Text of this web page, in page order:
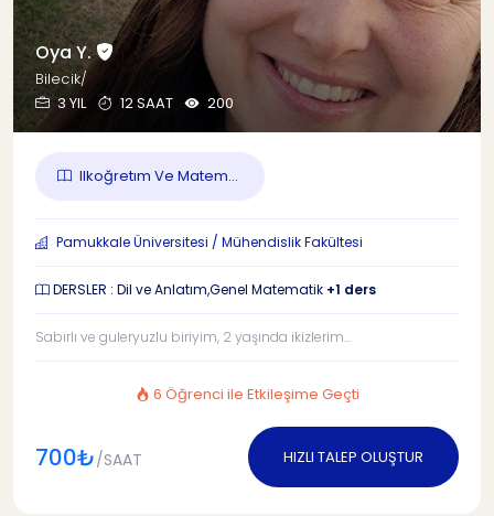
Oya Y.
Bilecik/
3 YIL
12 SAAT 200
Ilkoğretım Ve Matem...
Pamukkale Üniversitesi / Mühendislik Fakültesi
DERSLER : Dil ve Anlatım,Genel Matematik +1 ders
Sabırlı ve guleryuzlu biriyim, 2 yaşında ikizlerim...
6 Öğrenci ile Etkileşime Geçti
700₺/SAAT HIZLI TALEP OLUŞTUR